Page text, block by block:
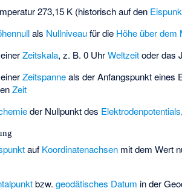
273,15 K (historisch auf den
als Nullniveaufür die Höhe über dem
Zeitskala, z. B. 0 UhrWeltzeitoder das
Zeitspanneals der Anfangspunkt eines
Zeit
der Nullpunkt des Elektrodenpotentials
auf Koordinatenachsenmit dem Wert
bzw. geodätisches Datum in der